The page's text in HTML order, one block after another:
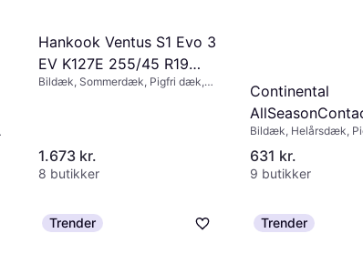
Hankook Ventus S1 Evo 3
EV K127E 255/45 R19
104W XL
Bildæk, Sommerdæk, Pigfri dæk,
1.673 kr.
8 butikker
Continental
185/65 R15 88T
Bildæk, Helårsdæk,
Hastighedsindeks T
631 kr.
9 butikker
Trender Trender